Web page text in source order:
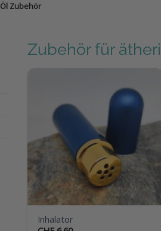
Öl Zubehör
Zubehör für
Auf die
Wunschliste
Inhalator